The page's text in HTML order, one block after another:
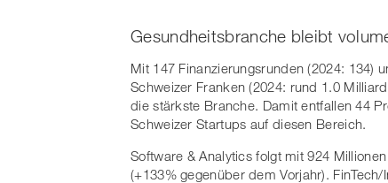
Gesundheitsbranche bleibt
Mit 147 Finanzierungsrunden (2024: 134)
Schweizer Franken (2024: rund 1.0
die stärkste Branche. Damit entfallen 44
Schweizer Startups auf diesen Bereich.
Software & Analytics folgt mit 924
(+133% gegenüber dem Vorjahr).